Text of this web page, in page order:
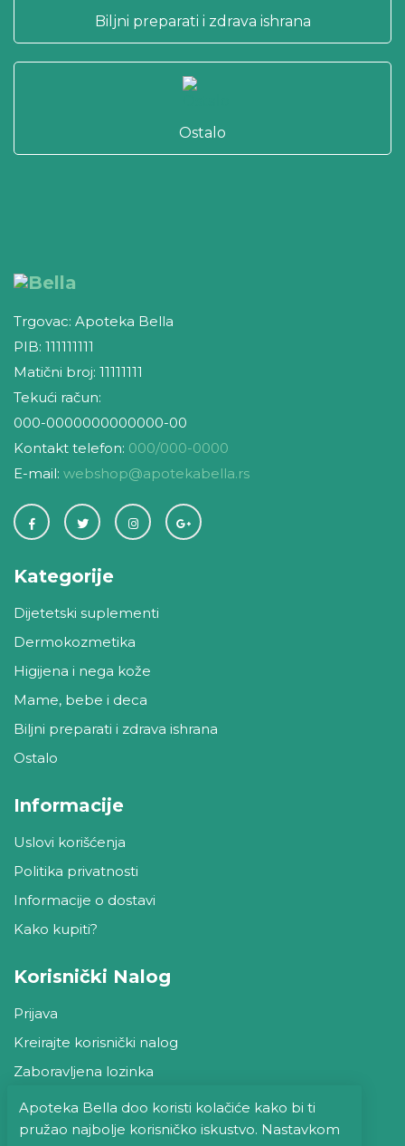
Apoteka Bella doo koristi kolačiće kako bi ti
pružao najbolje korisničko iskustvo. Nastavkom
Biljni preparati i zdrava ishrana
Ostalo
Trgovac: Apoteka Bella
PIB: 111111111
Matični broj: 11111111
Tekući račun:
000-0000000000000-00
Kontakt telefon: 000/000-0000
E-mail: webshop@apotekabella.rs
Kategorije
Dijetetski suplementi
Dermokozmetika
Higijena i nega kože
Mame, bebe i deca
Biljni preparati i zdrava ishrana
Ostalo
Informacije
Uslovi korišćenja
Politika privatnosti
Informacije o dostavi
Kako kupiti?
Korisnički Nalog
Prijava
Kreirajte korisnički nalog
Zaboravljena lozinka
Kontaktirajte nas